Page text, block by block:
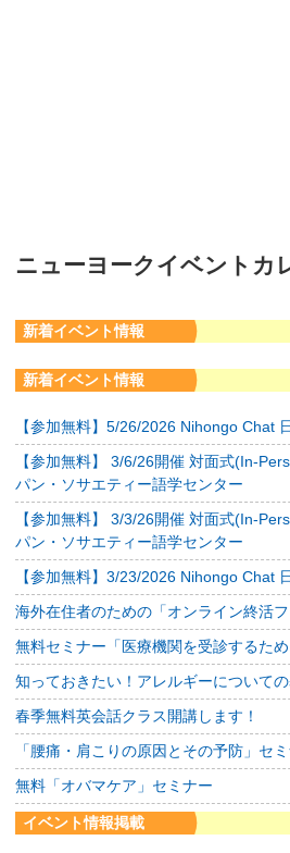
ニューヨークイベントカ
新着イベント情報
新着イベント情報
【参加無料】5/26/2026 Nihongo Chat
【参加無料】 3/6/26開催 対面式(In-
パン・ソサエティー語学センター
【参加無料】 3/3/26開催 対面式(In-
パン・ソサエティー語学センター
【参加無料】3/23/2026 Nihongo Chat
海外在住者のための「オンライン終活
無料セミナー「医療機関を受診するた
知っておきたい！アレルギーについて
春季無料英会話クラス開講します！
「腰痛・肩こりの原因とその予防」セ
無料「オバマケア」セミナー
イベント情報掲載